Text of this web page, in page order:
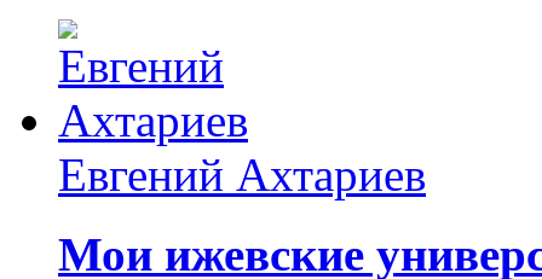
Евгений Ахтариев
Мои ижевские